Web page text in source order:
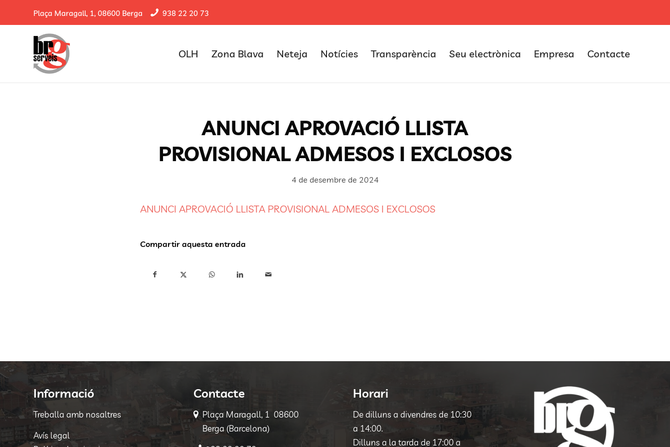
Plaça Maragall, 1, 08600 Berga 938 22 20 73
OLH Zona Blava Neteja Notícies Transparència Seu electrònica Empresa Contacte
ANUNCI APROVACIÓ LLISTA
PROVISIONAL ADMESOS I EXCLOSOS
4 de desembre de 2024
ANUNCI APROVACIÓ LLISTA PROVISIONAL ADMESOS I EXCLOSOS
Compartir aquesta entrada
Informació
Treballa amb nosaltres
Avís legal
Contacte
Plaça Maragall, 1 08600
Berga (Barcelona)
Horari
De dilluns a divendres de 10:30
a 14:00.
Dilluns a la tarda de 17:00 a